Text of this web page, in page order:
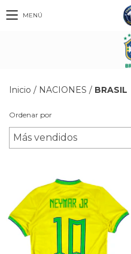
MENÚ
Inicio / NACIONES / BRASIL
Ordenar por